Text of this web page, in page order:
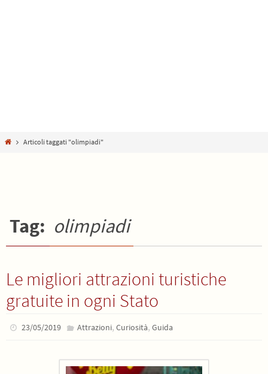
HomeArticoli taggati "olimpiadi"
Tag: olimpiadi
Le migliori attrazioni turistiche
gratuite in ogni Stato
23/05/2019 Attrazioni, Curiosità, Guida